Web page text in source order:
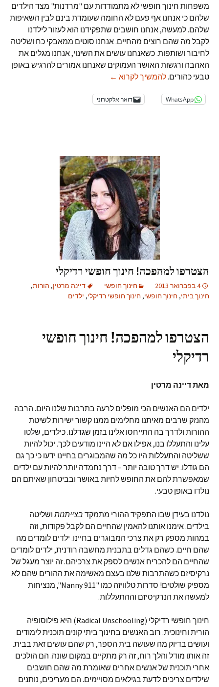
משפחות חינוך חופשי לא מתמודדות עם "מרדנות" מצד הילדים
שלהם כי אנחנו אף פעם לא החומה שעומדת בינם לבין השאיפות
שלהם. למעשה, אנחנו חושבים שתפקידנו הוא לעזור לילדנו
לקבל מה שהם רוצים מהחיים. אנחנו סוטים ממאבקי כח ושליטה
לחיבור ושותפות. כשאנחנו עושים את השינוי, אנחנו מגלים את
האהבה ורגשות האושר העמוקים שאנחנו אמורים להרגיש באופן
טבעי כהורים.להמשיך לקרוא בלי בית ספר = בלי מרד
←
WhatsApp דואר אלקטרוני
הצטרפו למהפכה! חינוך חופשי רדיקלי
4 בפברואר 2013 חינוך חופשי דיינה מרטין, הורות,
חינוך ביתי, חינוך חופשי, חינוך חופשי רדיקלי, ילדים
הצטרפו למהפכה! חינוך חופשי
רדיקלי
מאת דיינה מרטין
ילדים הם האנשים הכי מופלים לרעה בתרבות שלנו היום. הרבה
מהנזק שרבים מאיתנו מחלימים ממנו קשור ישירות לשיטת
ההורות ולדרך בה התייחסו אלינו בזמן שגדלנו. כילדים, שלטו
עלינו והתעללו בנו, אפילו אם לא היינו מודעים לכך. יכול להיות
ששליטה והתעללות היו כל מה שהמבוגרים בחיינו ידעו כי כך גם
הם גודלו. יש דרך טובה יותר – דרך נחמדה יותר להיות עם ילדים
שמאפשרת להם את החופש לחיות באושר ובביטחון שאיתם הם
נולדו באופן טבעי.
נולדנו בעידן שבו התפקיד ההורי מתמקד בצייתנותושליטה
בילדים. אימנו אותנו להאמין שהחיים הם לקבל פקודות, וזה
במהות מספק רק את צרכי המבוגרים בחיינו. ילדים לומדים מה
שהם חיים. כשהם גדלים בתבנית מחשבה רודנית, ילדים לומדים
שהחיים הם להכריח אנשים לספק את צרכיהם. זה יוצר מעגל של
נרקיסיזם כשהתרבות שלנו בעצם מאשימה את ההורים שהם לא
מספיק שולטים! סדרות טלוויזה כמו "Nanny 911", מנציחות
למעשה את הנרקיסיזם וההתעללות.
חינוך חופשי רדיקלי (Radical Unschooling) היא פילוסופיה
הורית וחינוכית. רוב האנשים בחינוך ביתי קונים תוכנית לימודים
ועושים בדיוק מה שעושה בית הספר, רק שהם עושים זאת בבית.
זה אותו מודל והלך רוח, זה רק מתקיים במקום שונה. הם הולכים
אחרי תוכנית של אנשים אחרים שאומרת מה שהם חושבים
שילדים צריכים לדעת בגילאים מסויימים. הם מעריכים, נותנים